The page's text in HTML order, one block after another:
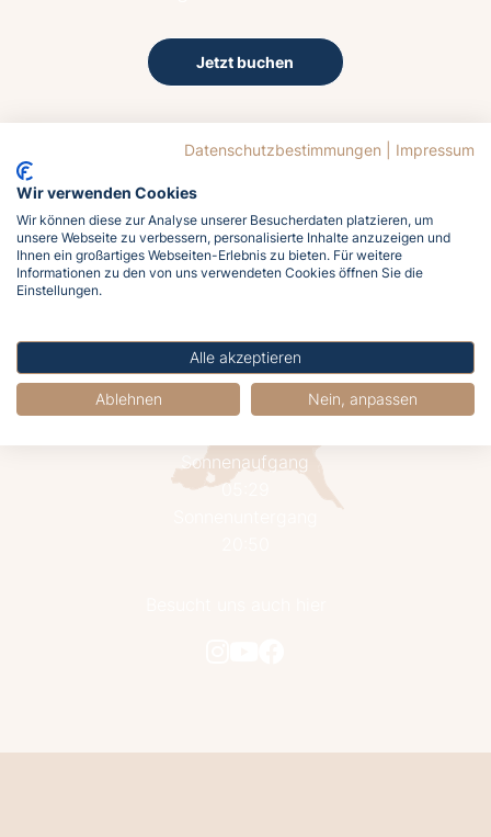
Jetzt buchen
12.6°C
Bedeckt
Luftfeuchtigkeit
81%
Sonnenaufgang
05:29
Datenschutzbestimmungen Impressum
Wir verwenden Cookies
Wir können diese zur Analyse unserer Besucherdaten platzieren, um
unsere Webseite zu verbessern, personalisierte Inhalte anzuzeigen und
Ihnen ein großartiges Webseiten-Erlebnis zu bieten. Für weitere
Informationen zu den von uns verwendeten Cookies öffnen Sie die
Einstellungen.
Alle akzeptieren
Ablehnen Nein, anpassen